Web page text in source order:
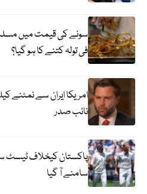
سونے کی قیمت میں
فی تولہ کتنے کا ہو گیا؟
امریکا ایران سے نمٹنے
نائب صدر
سامنے آ گیا